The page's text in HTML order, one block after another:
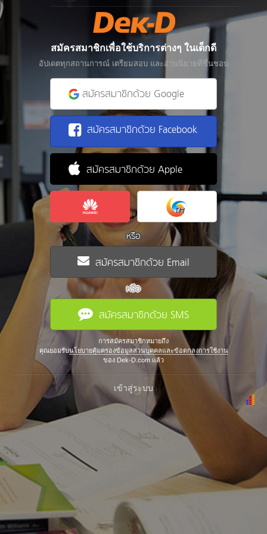
สมัครสมาชิกเพื่อใช้บริการต่างๆ ในเด็กดี
อัปเดตทุกสถานการณ์ เตรียมสอบ และอ่านนิยายที่ชื่นชอบ
สมัครสมาชิกด้วย Google
สมัครสมาชิกด้วย Facebook
สมัครสมาชิกด้วย Apple
หรือ
สมัครสมาชิกด้วย Email
หรือ
สมัครสมาชิกด้วย SMS
การสมัครสมาชิกหมายถึง
คุณยอมรับนโยบายคุ้มครองข้อมูลส่วนบุคคลและข้อตกลงการใช้งาน
ของ Dek-D.com แล้ว
เข้าสู่ระบบ